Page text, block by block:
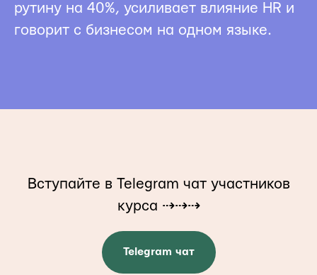
рутину на 40%, усиливает влияние HR и
говорит с бизнесом на одном языке.
Вступайте в Telegram чат участников
курса ⇢⇢⇢
Telegram чат